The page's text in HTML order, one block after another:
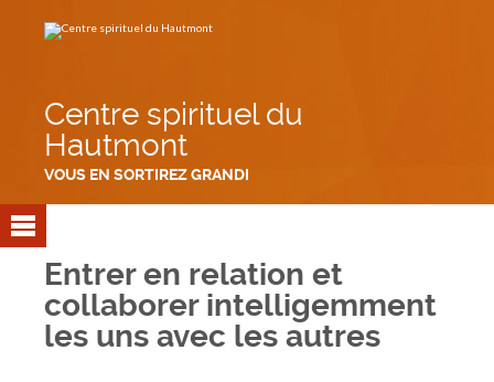
contenu.
Centre spirituel du
Hautmont
VOUS EN SORTIREZ GRANDI
Entrer en relation et
collaborer intelligemment
les uns avec les autres